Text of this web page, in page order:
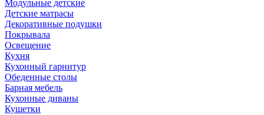
Модульные детские
Детские матрасы
Декоративные подушки
Покрывала
Освещение
Кухня
Кухонный гарнитур
Обеденные столы
Барная мебель
Кухонные диваны
Кушетки